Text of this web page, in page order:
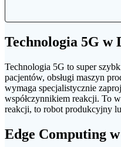
Technologia 5G w
Technologia 5G to super
pacjentów, obsługi maszyn
wymaga specjalistycznie
współczynnikiem reakcji. To
reakcji, to robot produkcyjny
Edge Computing